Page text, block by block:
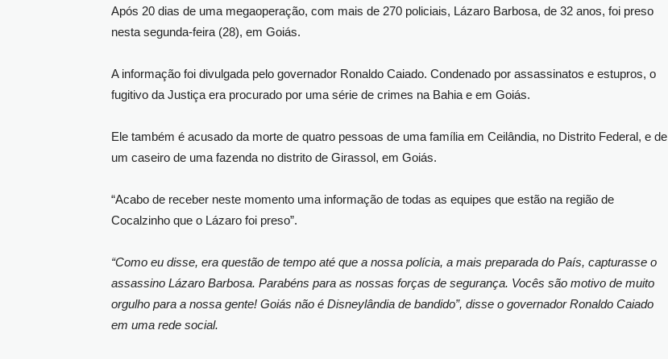
Após 20 dias de uma megaoperação, com mais de 270 policiais, Lázaro Barbosa, de 32 anos, foi preso
nesta segunda-feira (28), em Goiás.
A informação foi divulgada pelo governador Ronaldo Caiado. Condenado por assassinatos e estupros, o
fugitivo da Justiça era procurado por uma série de crimes na Bahia e em Goiás.
Ele também é acusado da morte de quatro pessoas de uma família em Ceilândia, no Distrito Federal, e de
um caseiro de uma fazenda no distrito de Girassol, em Goiás.
“Acabo de receber neste momento uma informação de todas as equipes que estão na região de
Cocalzinho que o Lázaro foi preso”.
“Como eu disse, era questão de tempo até que a nossa polícia, a mais preparada do País, capturasse o
assassino Lázaro Barbosa. Parabéns para as nossas forças de segurança. Vocês são motivo de muito
orgulho para a nossa gente! Goiás não é Disneylândia de bandido”, disse o governador Ronaldo Caiado
em uma rede social.